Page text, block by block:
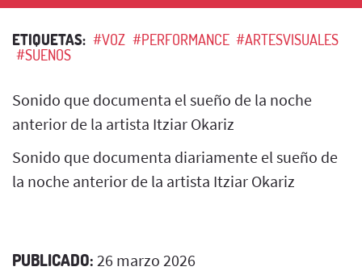
ETIQUETAS: #VOZ #PERFORMANCE #ARTESVISUALES
#SUENOS
Sonido que documenta el sueño de la noche
anterior de la artista Itziar Okariz
Sonido que documenta diariamente el sueño de
la noche anterior de la artista Itziar Okariz
PUBLICADO: 26 marzo 2026